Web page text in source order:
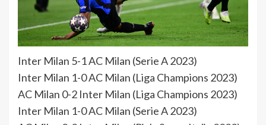
Inter Milan 5-1 AC Milan (Serie A 2023)
Inter Milan 1-0 AC Milan (Liga Champions 2023)
AC Milan 0-2 Inter Milan (Liga Champions 2023)
Inter Milan 1-0 AC Milan (Serie A 2023)